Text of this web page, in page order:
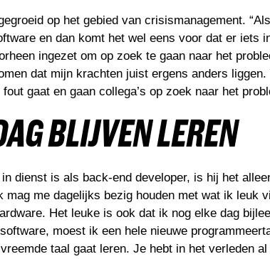
op het gebied van crisismanagement.
en dan komt het wel eens voor dat er iets
ingezet om op zoek te gaan naar het
dat mijn krachten juist ergens anders
gaat en gaan collega’s op zoek naar het
BLIJVEN LEREN
dienst is als back-end developer, is hij het
mag me dagelijks bezig houden met wat ik leuk
Het leuke is ook dat ik nog elke dag
moest ik een hele nieuwe
taal gaat leren. Je hebt in het verleden